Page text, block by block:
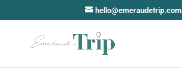
hello@emeraudetrip.com